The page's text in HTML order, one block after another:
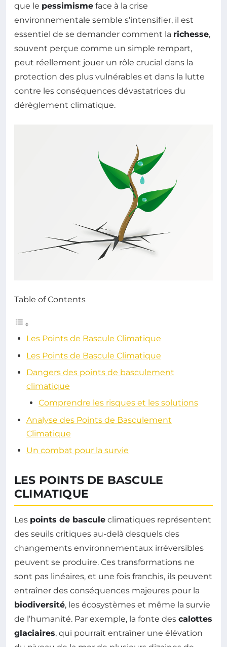
que le pessimisme face à la crise
environnementale semble s’intensifier, il est
essentiel de se demander comment la richesse,
souvent perçue comme un simple rempart,
peut réellement jouer un rôle crucial dans la
protection des plus vulnérables et dans la lutte
contre les conséquences dévastatrices du
dérèglement climatique.
Table of Contents
Les Points de Bascule Climatique
Les Points de Bascule Climatique
Dangers des points de basculement
climatique
Comprendre les risques et les solutions
Analyse des Points de Basculement
Climatique
Un combat pour la survie
LES POINTS DE BASCULE
CLIMATIQUE
Les points de bascule climatiques représentent
des seuils critiques au-delà desquels des
changements environnementaux irréversibles
peuvent se produire. Ces transformations ne
sont pas linéaires, et une fois franchis, ils peuvent
entraîner des conséquences majeures pour la
biodiversité, les écosystèmes et même la survie
de l’humanité. Par exemple, la fonte des calottes
glaciaires, qui pourrait entraîner une élévation